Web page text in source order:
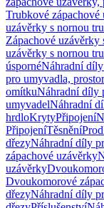
Trubkové zápachové
uzávěrky s nornou
Zápachové
uzávěrky s nornou
úspornéNáhradní
pro umyvadla,
omítkuNáhradní díly
umyvadelNáhradní
hrdloKrytyPřipojení
PřipojeníTěsnění
dřezyNáhradní díly
zápachové uzávěrky
uzávěrky
Dvoukomorové
dřezyNáhradní díly